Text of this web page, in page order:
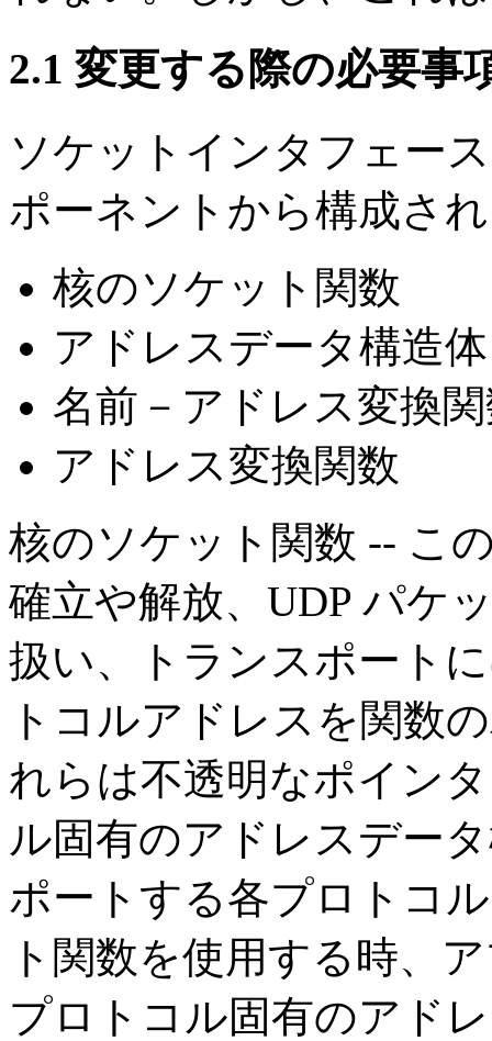
2.1 変更する際の必要事
ソケットインタフェー
ポーネントから構成さ
核のソケット関数
アドレスデータ構造体
名前－アドレス変換
アドレス変換関数
核のソケット関数 -- こ
確立や解放、UDP パケ
扱い、トランスポート
トコルアドレスを関数
れらは不透明なポイン
ル固有のアドレスデー
ポートする各プロトコ
ト関数を使用する時、
プロトコル固有のアド